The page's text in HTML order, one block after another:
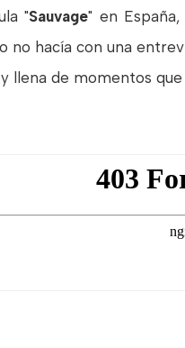
"Sauvage" en
no hacía con una
llena de momentos